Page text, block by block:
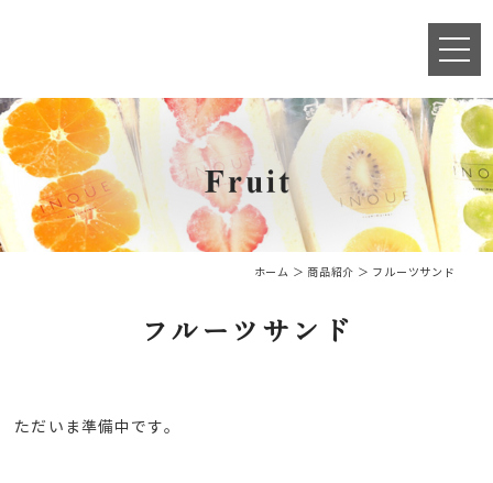
ホーム ＞ 商品紹介 ＞ フルーツサンド
フルーツサンド
ただいま準備中です。